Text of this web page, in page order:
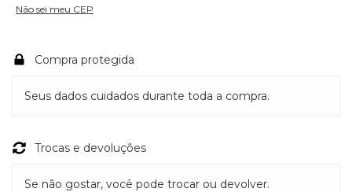
Não sei meu CEP
Compra protegida
Seus dados cuidados durante toda a compra.
Trocas e devoluções
Se não gostar, você pode trocar ou devolver.